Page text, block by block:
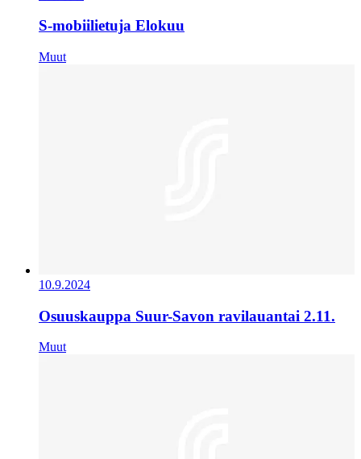
S-mobiilietuja Elokuu
Muut
10.9.2024
Osuuskauppa Suur-Savon ravilauantai 2.11.
Muut